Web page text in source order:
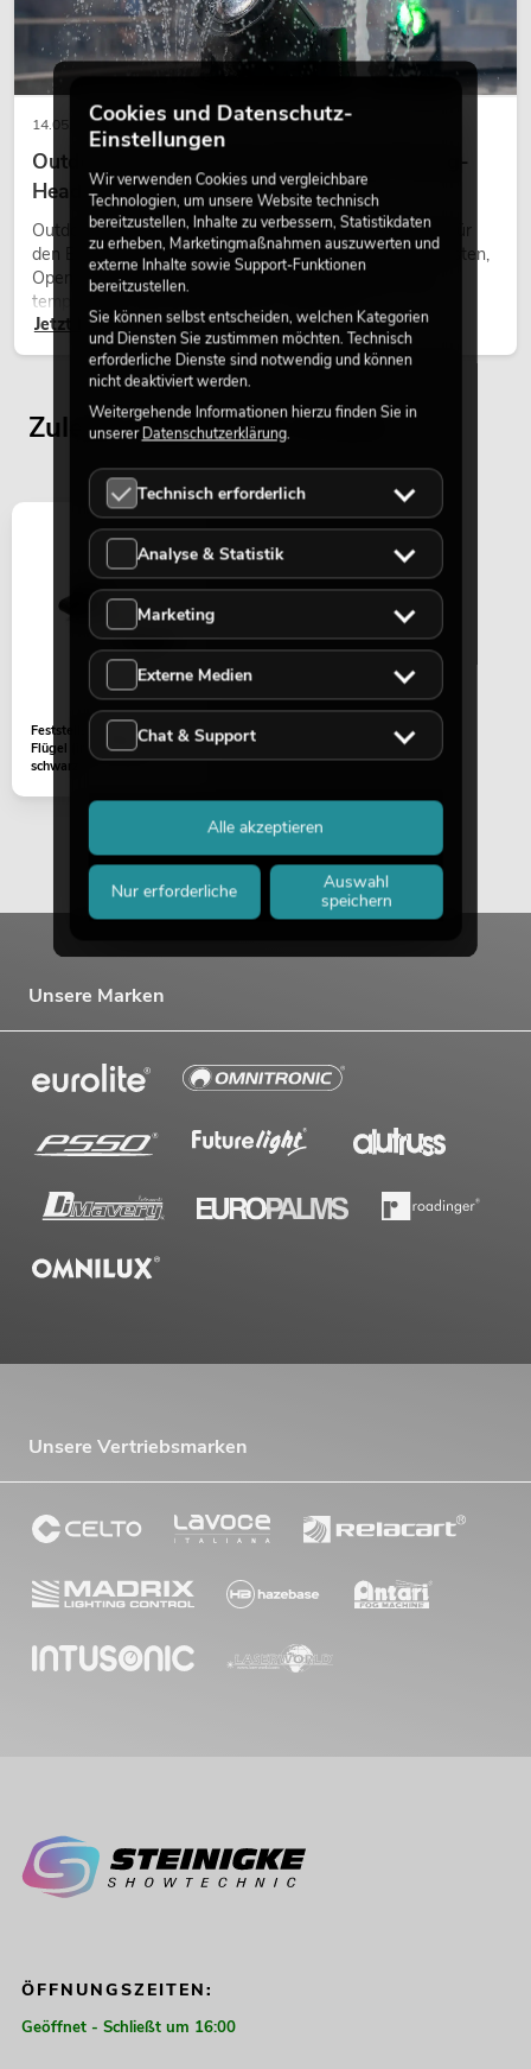
14.05.2026
Outdoor Moving-Heads: Wetterfeste Moving-
Heads bei Events
Outdoor Moving-Heads sind bewegliche Scheinwerfer für
den Einsatz im Freien. Sie werden bei Festivals, Stadtfesten,
Open-Air-Konzerten, Architekturinszenierungen und
temporären Außeninstallationen eingesetzt.
Jetzt lesen
Zuletzt angesehene Artikel
Feststellschraube M8X18
Flügel (inkl. Mutter)
schwarz
Unsere Marken
Unsere Vertriebsmarken
ÖFFNUNGSZEITEN:
Geöffnet - Schließt um 16:00
Cookies und Datenschutz-
Einstellungen
Wir verwenden Cookies und vergleichbare
Technologien, um unsere Website technisch
bereitzustellen, Inhalte zu verbessern, Statistikdaten
zu erheben, Marketingmaßnahmen auszuwerten und
externe Inhalte sowie Support-Funktionen
bereitzustellen.
Sie können selbst entscheiden, welchen Kategorien
und Diensten Sie zustimmen möchten. Technisch
erforderliche Dienste sind notwendig und können
nicht deaktiviert werden.
Weitergehende Informationen hierzu finden Sie in
unsererDatenschutzerklärung.
Technisch erforderlich
Analyse & Statistik
Marketing
Externe Medien
Chat & Support
Nur erforderliche
Auswahl
speichern
Alle akzeptieren